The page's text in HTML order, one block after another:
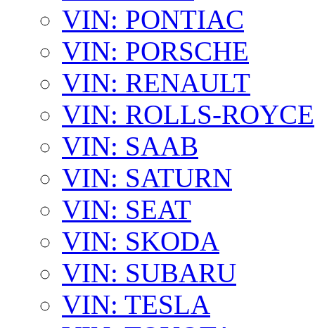
VIN: PONTIAC
VIN: PORSCHE
VIN: RENAULT
VIN: ROLLS-ROYCE
VIN: SAAB
VIN: SATURN
VIN: SEAT
VIN: SKODA
VIN: SUBARU
VIN: TESLA